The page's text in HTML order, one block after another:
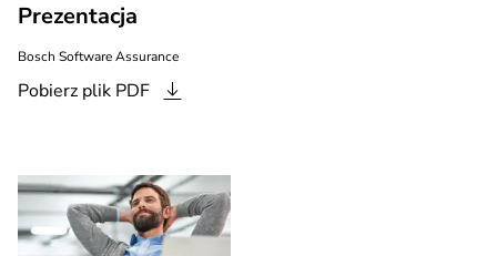
Prezentacja
Bosch Software Assurance
Pobierz plik PDF